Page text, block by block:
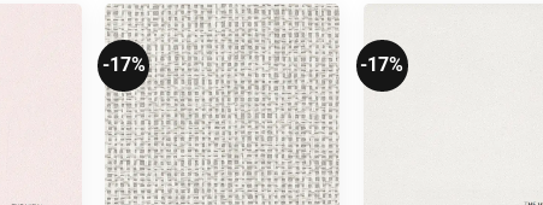
-17% -17%